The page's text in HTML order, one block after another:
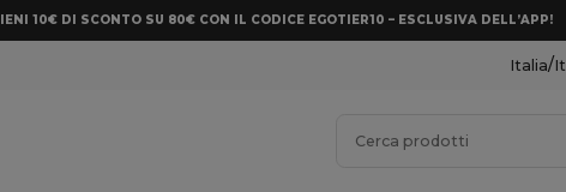
10€ DI SCONTO SU 80€ CON IL CODICE EGOTIER10 – ESCLUSIVA DELL’APP!
Italia/It